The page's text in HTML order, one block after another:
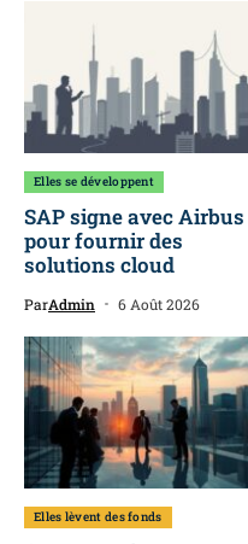
Elles se développent
SAP signe avec Airbus
pour fournir des
solutions cloud
ParAdmin 6 Août 2026
Elles lèvent des fonds